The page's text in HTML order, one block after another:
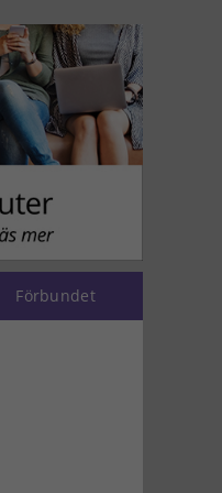
Förbundet